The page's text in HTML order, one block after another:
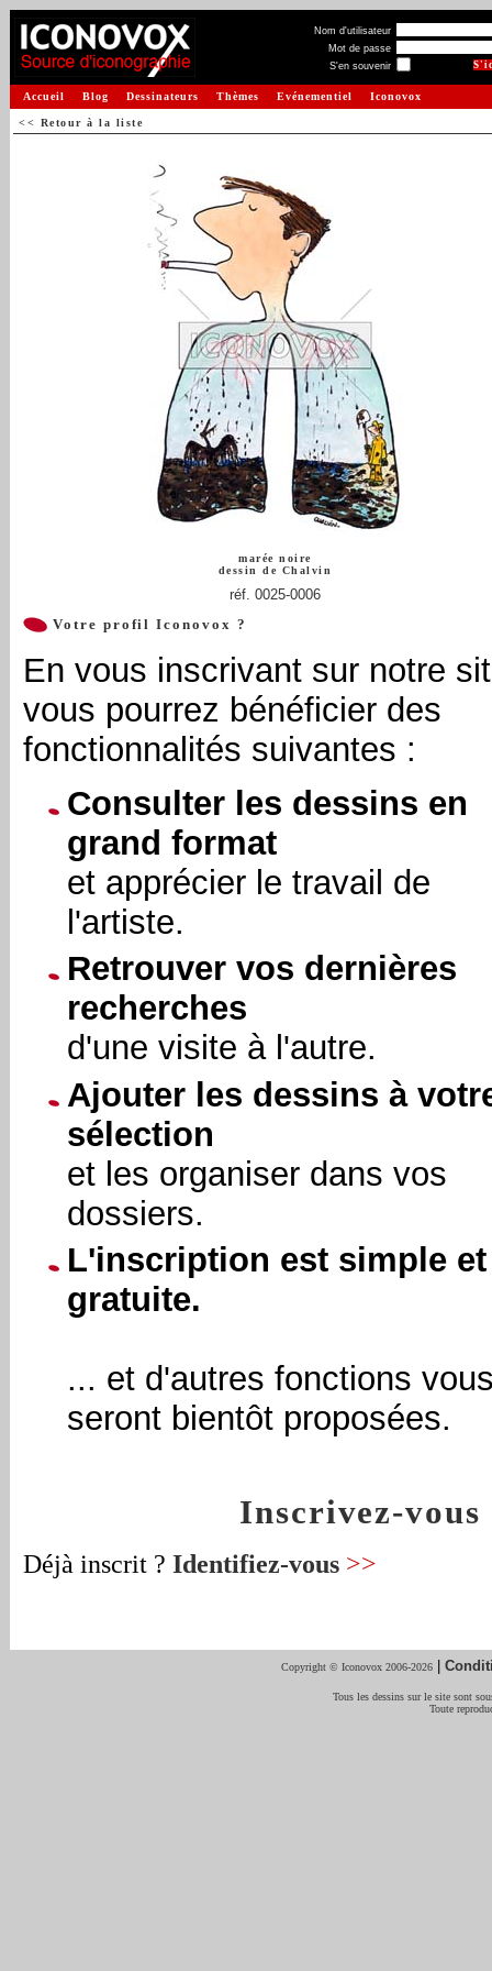
Nom d'utilisateur
Mot de passe
S'en souvenir
Accueil Blog Dessinateurs Thèmes Evénementiel Iconovox
<< Retour à la liste
marée noire
dessin de Chalvin
réf. 0025-0006
Votre profil Iconovox ?
En vous inscrivant sur notre
vous pourrez bénéficier des
fonctionnalités suivantes :
Consulter les dessins en
grand format
et apprécier le travail de
l'artiste.
Retrouver vos dernières
recherches
d'une visite à l'autre.
Ajouter les dessins à
sélection
et les organiser dans vos
dossiers.
L'inscription est simple et
gratuite.
... et d'autres fonctions
seront bientôt proposées.
Inscrivez-vous
Déjà inscrit ? Identifiez-vous >>
Copyright © Iconovox 2006-2026 |
Tous les dessins sur le site sont
Toute